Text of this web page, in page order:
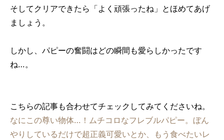
そしてクリアできたら「よく頑張ったね」とほめてあげ
ましょう。
しかし、パピーの奮闘はどの瞬間も愛らしかったです
ね…。
こちらの記事も合わせてチェックしてみてくださいね。
なにこの尊い物体…！ムチコロなフレブルパピー。ぼん
やりしているだけで超正義可愛いとか、もう食べたいレ